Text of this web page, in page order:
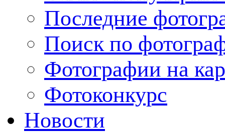
Последние
Поиск по
Фотографии на
Фотоконкурс
Новости